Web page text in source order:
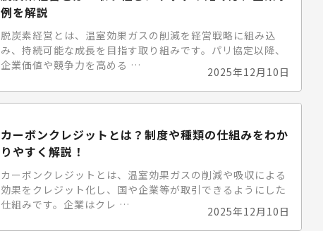
例を解説
2025年12月10日
脱炭素経営とは、温室効果ガスの削減を経営戦略に組み込
み、持続可能な成長を目指す取り組みです。パリ協定以降、
企業価値や競争力を高める …
カーボンクレジットとは？制度や種類の仕組みをわか
りやすく解説！
2025年12月10日
カーボンクレジットとは、温室効果ガスの削減や吸収による
効果をクレジット化し、国や企業等が取引できるようにした
仕組みです。企業はクレ …